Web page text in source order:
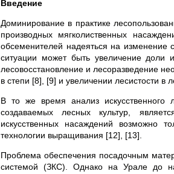
Введение
Доминирование в практике
производных мягколиственных
обсеменителей надеяться на
ситуации может быть увеличение доли
лесовосстановление и лесоразведение
в степи [8], [9] и увеличении лесистости в
В то же время анализ искусственного
создаваемых лесных культур,
искусственных насаждений возможно
технологии выращивания [12], [13].
Проблема обеспечения посадочным
системой (ЗКС). Однако на Урале до